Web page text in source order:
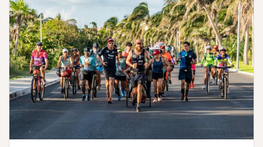
Unternehmen
(Vortrag
|
Online)